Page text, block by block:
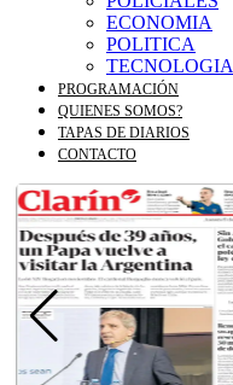
ECONOMIA
POLITICA
TECNOLOGIA
PROGRAMACIÓN
QUIENES SOMOS?
TAPAS DE DIARIOS
CONTACTO